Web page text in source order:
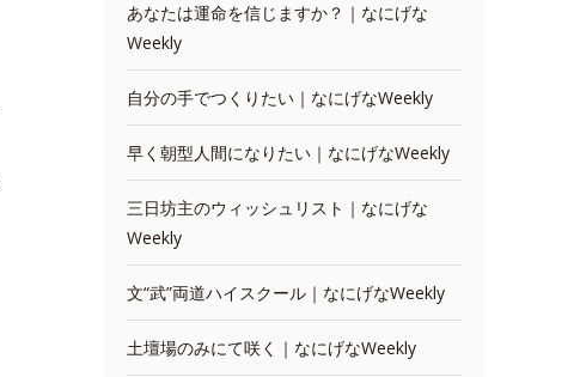
あなたは運命を信じますか？｜なにげな
Weekly
自分の手でつくりたい｜なにげなWeekly
早く朝型人間になりたい｜なにげなWeekly
三日坊主のウィッシュリスト｜なにげな
Weekly
文“武”両道ハイスクール｜なにげなWeekly
土壇場のみにて咲く｜なにげなWeekly